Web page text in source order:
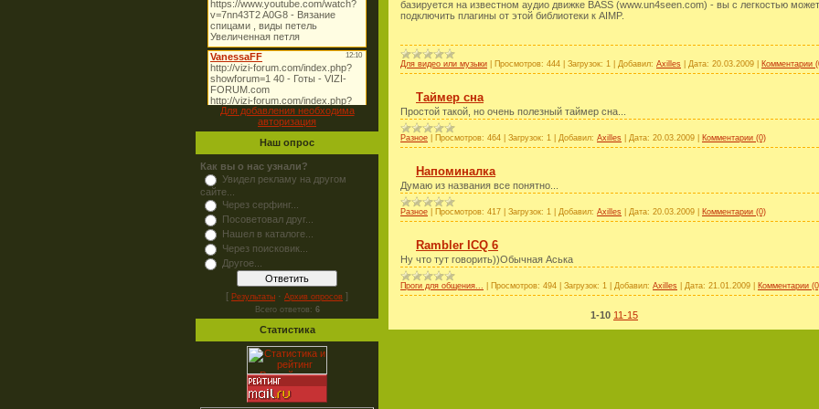
Для добавления необходима
авторизация
Наш опрос
Как вы о нас узнали?
Увидел рекламу на другом
сайте...
Через серфинг...
Посоветовал друг...
Нашел в каталоге...
Через поисковик...
Другое...
[ Результаты · Архив опросов ]
Всего ответов: 6
Статистика
базируется на известном аудио движке BASS (www.un4seen.com) - вы с легкостью
подключить плагины от этой библиотеки к AIMP.
Для видео или музыки Просмотров: 444 Загрузок: 1 Добавил: Axilles Дата: 20.03.2009 Комментарии
Таймер сна
Простой такой, но очень полезный таймер сна...
Разное Просмотров: 464 Загрузок: 1 Добавил: Axilles Дата: 20.03.2009 Комментарии (0)
Напоминалка
Думаю из названия все понятно...
Разное Просмотров: 417 Загрузок: 1 Добавил: Axilles Дата: 20.03.2009 Комментарии (0)
Rambler ICQ 6
Ну что тут говорить))Обычная Аська
Проги для общения... Просмотров: 494 Загрузок: 1 Добавил: Axilles Дата: 21.01.2009 Комментарии
1-10 11-15